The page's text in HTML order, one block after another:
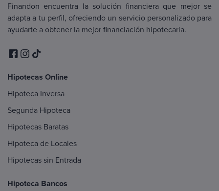
Finandon encuentra la solución financiera que mejor se
adapta a tu perfil, ofreciendo un servicio personalizado para
ayudarte a obtener la mejor financiación hipotecaria.
Hipotecas Online
Hipoteca Inversa
Segunda Hipoteca
Hipotecas Baratas
Hipoteca de Locales
Hipotecas sin Entrada
Hipoteca Bancos